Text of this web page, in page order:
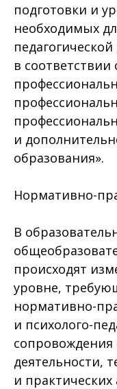
подготовки и
необходимых
в
и
образования».
Нормативно-
В
происходят
уровне,
нормативно-
и психолого-
сопровождения
деятельности,
и